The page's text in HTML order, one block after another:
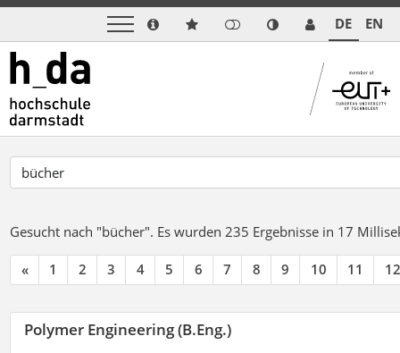
DE EN
Gesucht nach "bücher". Es wurden 235 Ergebnisse in 17
« 1 2 3 4 5 6 7 8 9 10 11 12
Polymer Engineering (B.Eng.)